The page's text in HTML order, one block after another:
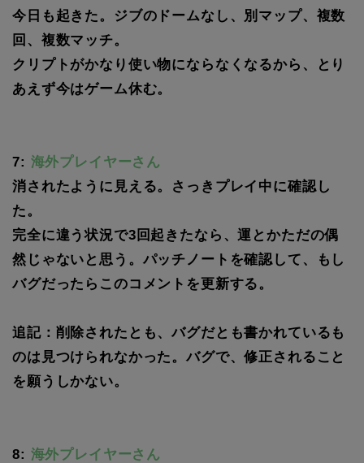
今日も起きた。ジブのドームなし、別マップ、複数
回、複数マッチ。
クリプトがかなり使い物にならなくなるから、とり
あえず今はゲーム休む。
7: 海外プレイヤーさん
消されたように見える。さっきプレイ中に確認し
た。
完全に違う状況で3回起きたなら、運とかただの偶
然じゃないと思う。パッチノートを確認して、もし
バグだったらこのコメントを更新する。
追記：削除されたとも、バグだとも書かれているも
のは見つけられなかった。バグで、修正されること
を願うしかない。
8: 海外プレイヤーさん